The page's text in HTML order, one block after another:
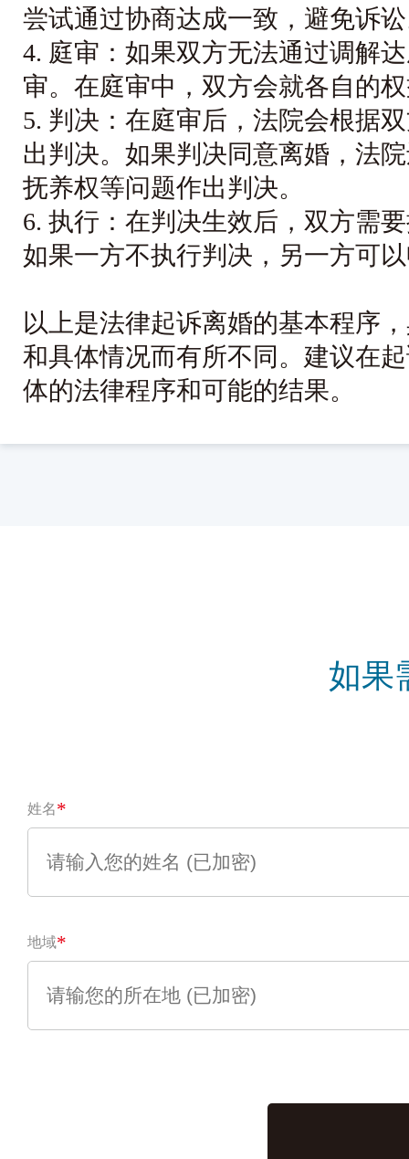
尝试通过协商达成一致，避免诉
4. 庭审：如果双方无法通过调解
审。在庭审中，双方会就各自的
5. 判决：在庭审后，法院会根据
出判决。如果判决同意离婚，法
抚养权等问题作出判决。
6. 执行：在判决生效后，双方需
如果一方不执行判决，另一方可
以上是法律起诉离婚的基本程序
和具体情况而有所不同。建议在
体的法律程序和可能的结果。
如果
姓名*
地域*